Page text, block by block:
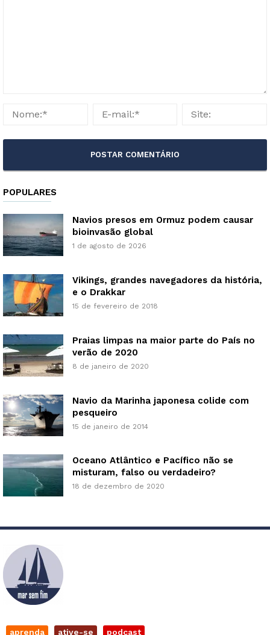
POPULARES
Navios presos em Ormuz podem causar
bioinvasão global
1 de agosto de 2026
Vikings, grandes navegadores da história,
e o Drakkar
15 de fevereiro de 2018
Praias limpas na maior parte do País no
verão de 2020
8 de janeiro de 2020
Navio da Marinha japonesa colide com
pesqueiro
15 de janeiro de 2014
Oceano Atlântico e Pacífico não se
misturam, falso ou verdadeiro?
18 de dezembro de 2020
aprenda ative-se podcast